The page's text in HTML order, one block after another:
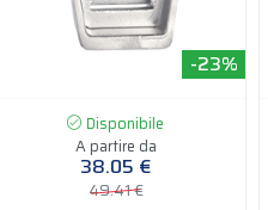
-23%
Disponibile
A partire da
38.05 €
49.41 €